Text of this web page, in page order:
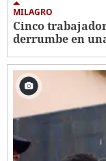
MILAGRO
Cinco
derrumbe en